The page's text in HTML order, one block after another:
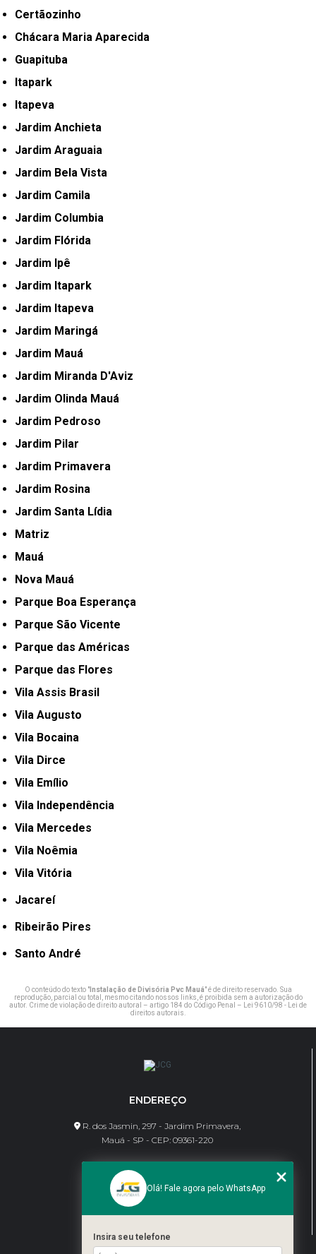
Certãozinho
Chácara Maria Aparecida
Guapituba
Itapark
Itapeva
Jardim Anchieta
Jardim Araguaia
Jardim Bela Vista
Jardim Camila
Jardim Columbia
Jardim Flórida
Jardim Ipê
Jardim Itapark
Jardim Itapeva
Jardim Maringá
Jardim Mauá
Jardim Miranda D'Aviz
Jardim Olinda Mauá
Jardim Pedroso
Jardim Pilar
Jardim Primavera
Jardim Rosina
Jardim Santa Lídia
Matriz
Mauá
Nova Mauá
Parque Boa Esperança
Parque São Vicente
Parque das Américas
Parque das Flores
Vila Assis Brasil
Vila Augusto
Vila Bocaina
Vila Dirce
Vila Emílio
Vila Independência
Vila Mercedes
Vila Noêmia
Vila Vitória
Jacareí
Ribeirão Pires
Santo André
O conteúdo do texto "Instalação de Divisória Pvc Mauá" é de direito reservado. Sua
reprodução, parcial ou total, mesmo citando nossos links, é proibida sem a autorização do
autor. Crime de violação de direito autoral – artigo 184 do Código Penal – Lei 9610/98 - Lei de
direitos autorais.
ENDEREÇO
R. dos Jasmin, 297 - Jardim Primavera,
Mauá - SP - CEP: 09361-220
CONTATO
(11) 95462-8630
bene@jcgdivisorias.com
Olá! Fale agora pelo WhatsApp
Insira seu telefone